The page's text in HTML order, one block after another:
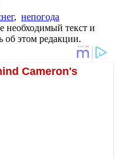
, непогода
необходимый текст и
об этом редакции.